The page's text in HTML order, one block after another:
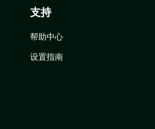
支持
帮助中心
设置指南